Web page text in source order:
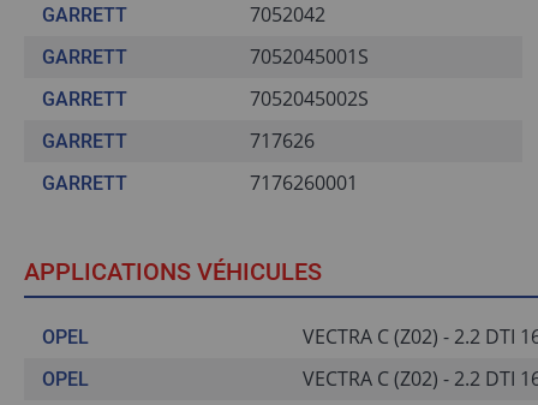
GARRETT 7052042
GARRETT 7052045001S
GARRETT 7052045002S
GARRETT 717626
GARRETT 7176260001
APPLICATIONS VÉHICULES
OPEL VECTRA C (Z02) - 2.2 DTI
OPEL VECTRA C (Z02) - 2.2 DTI